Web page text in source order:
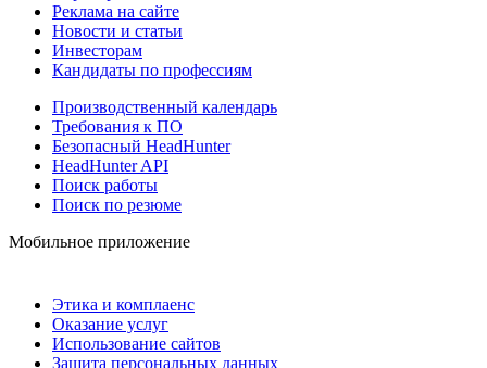
Реклама на сайте
Новости и статьи
Инвесторам
Кандидаты по профессиям
Производственный календарь
Требования к ПО
Безопасный HeadHunter
HeadHunter API
Поиск работы
Поиск по резюме
Мобильное приложение
Этика и комплаенс
Оказание услуг
Использование сайтов
Защита персональных данных